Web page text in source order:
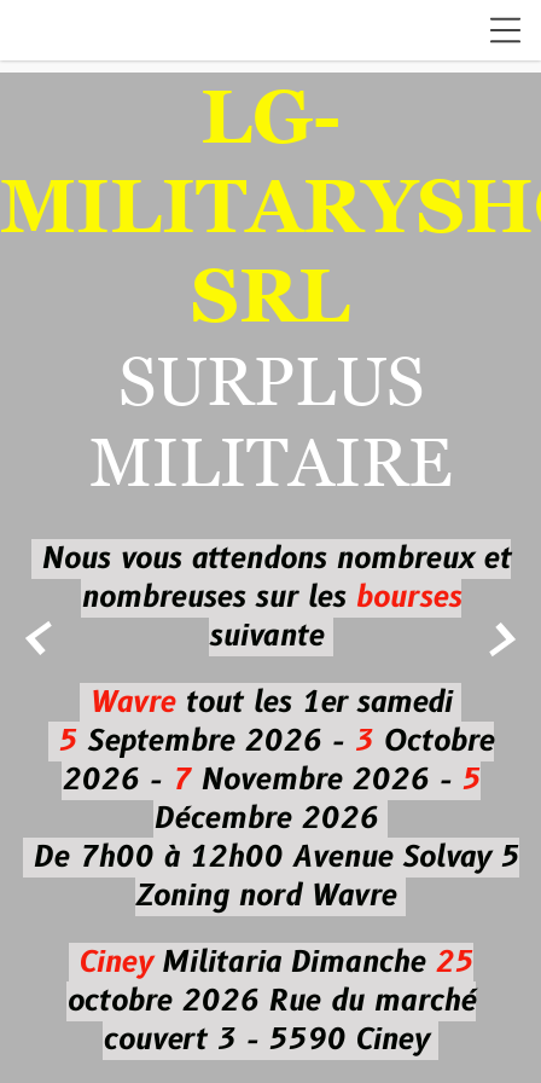
 
LG-
SRL
SURPLUS
MILITAIRE
Nous vous attendons nombreux et
nombreuses sur les bourses
suivante
Wavretout les 1er samedi
5Septembre 2026 - 3Octobre
2026 -7Novembre 2026 - 5
Décembre 2026
De 7h00 à 12h00 Avenue Solvay 5
Zoning nord Wavre
CineyMilitaria Dimanche 25
octobre 2026Rue du marché
couvert 3 - 5590 Ciney